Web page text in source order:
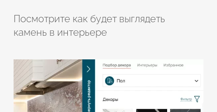
Посмотрите как будет выглядеть
камень в интерьере